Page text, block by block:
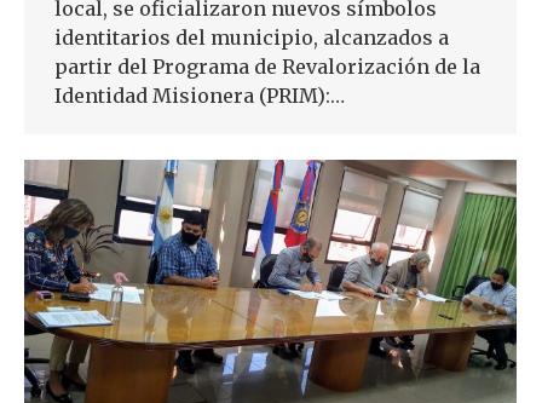
local, se oficializaron nuevos símbolos
identitarios del municipio, alcanzados a
partir del Programa de Revalorización de la
Identidad Misionera (PRIM):…